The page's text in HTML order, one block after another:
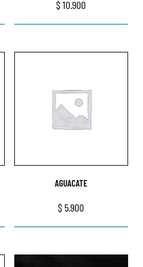
$10.900
AGUACATE
$ 5.900